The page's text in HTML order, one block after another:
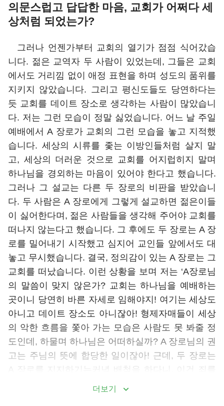
의문스럽고 답답한 마음, 교회가 어쩌다 세
상처럼 되었는가?
그러나 언젠가부터 교회의 열기가 점점 식어갔습
니다. 젊은 교역자 두 사람이 있었는데, 그들은 교회
에서도 거리낌 없이 애정 표현을 하며 성도의 품위를
지키지 않았습니다. 그리고 평신도들도 당연하다는
듯 교회를 데이트 장소로 생각하는 사람이 많았습니
다. 저는 그런 모습이 정말 싫었습니다. 어느 날 주일
예배에서 A 장로가 교회의 그런 모습을 놓고 지적했
습니다. 세상의 시류를 좇는 이방인들처럼 살지 말
고, 세상의 더러운 것으로 교회를 어지럽히지 말며
하나님을 경외하는 마음이 있어야 한다고 했습니다.
그러나 그 설교는 다른 두 장로의 비판을 받았습니
다. 두 사람은 A 장로에게 그렇게 설교하면 젊은이들
이 싫어한다며, 젊은 사람들을 생각해 주어야 교회를
떠나지 않는다고 했습니다. 그 후에도 두 장로는 A 장
로를 밀어내기 시작했고 심지어 교인들 앞에서도 대
놓고 무시했습니다. 결국, 정의감이 있는 A 장로는 그
교회를 떠났습니다. 이런 상황을 보며 저는 ‘A장로님
의 말씀이 맞지 않은가? 교회는 하나님을 예배하는
곳이니 당연히 바른 자세로 임해야지! 여기는 세상도
아니고 데이트 장소도 아니잖아! 형제자매들이 세상
의 악한 흐름을 쫓아 가는 모습은 사람도 못 봐줄 정
도인데, 하물며 하나님은 어떠하실까? A 장로님의 권
고는 주님의 뜻에 합당한 일이잖아! 근데, 두 장로는
A 장로를 지지하기는커녕 배척을 하다니, 이건 죄를
방임시키는 것이 아닌가?’라는 생각이 들었습니다. A
더보기